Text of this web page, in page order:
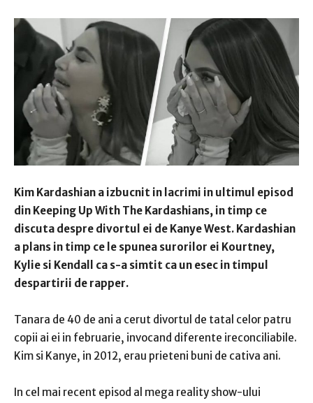
Kim Kardashian a izbucnit in lacrimi in ultimul episod
din Keeping Up With The Kardashians, in timp ce
discuta despre divortul ei de Kanye West. Kardashian
a plans in timp ce le spunea surorilor ei Kourtney,
Kylie si Kendall ca s-a simtit ca un esec in timpul
despartirii de rapper.
Tanara de 40 de ani a cerut divortul de tatal celor patru
copii ai ei in februarie, invocand diferente ireconciliabile.
Kim si Kanye, in 2012, erau prieteni buni de cativa ani.
In cel mai recent episod al mega reality show-ului